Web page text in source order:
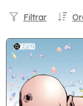
Filtrar